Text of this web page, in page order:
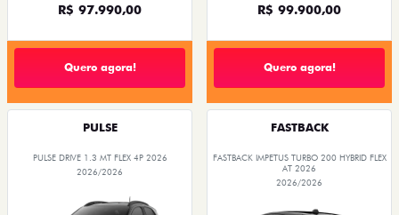
R$ 97.990,00
Quero agora!
R$ 99.900,00
Quero agora!
PULSE
PULSE DRIVE 1.3 MT FLEX 4P 2026
2026/2026
FASTBACK
FASTBACK IMPETUS TURBO 200 HYBRID FLEX
AT 2026
2026/2026